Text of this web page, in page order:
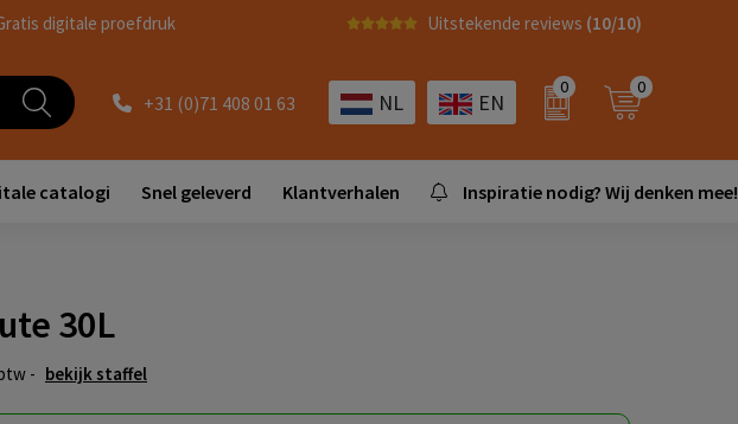
digitale proefdruk Uitstekende reviews (10/10)
+31 (0)71 408 01 63 NL EN
0 0
catalogi Snel geleverd Klantverhalen Inspiratie nodig? Wij denken mee!
30L
- bekijk staffel